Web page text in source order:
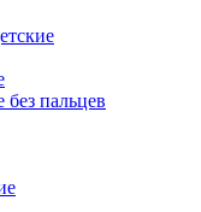
пальцев